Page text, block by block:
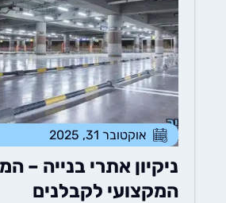
אוקטובר 31, 2025
ניקיון אתרי בנייה – המדריך
המקצועי לקבלנים